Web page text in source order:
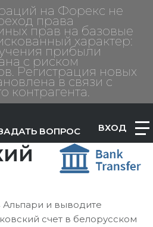
на Форекс не
права
прав на базовые
характер:
прибыли
с риском
Регистрация новых
в связи с
контрагента.
ВОПРОС ВХОД
Альпари и выводите
счет в белорусском